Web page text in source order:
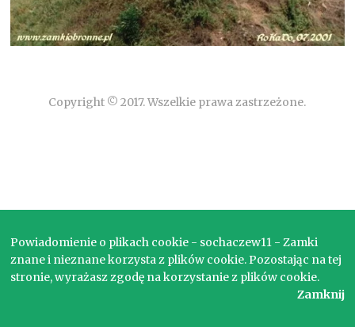
Copyright © 2017. Wszelkie prawa zastrzeżone.
Powiadomienie o plikach cookie - sochaczew11 - Zamki
znane i nieznane korzysta z plików cookie. Pozostając na tej
stronie, wyrażasz zgodę na korzystanie z plików cookie.
Zamknij